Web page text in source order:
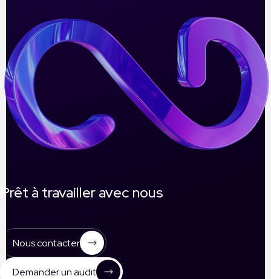
Prêt à travailler avec nous
Nous contacter
Demander un audit